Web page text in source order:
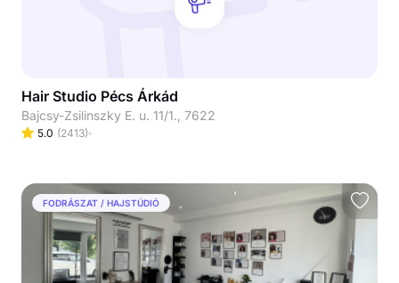
Hair Studio Pécs Árkád
Bajcsy-Zsilinszky E. u. 11/1., 7622
5.0 (2413)
FODRÁSZAT / HAJSTÚDIÓ